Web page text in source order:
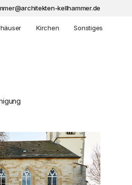
kellhammer.de
Kirchen Sonstiges